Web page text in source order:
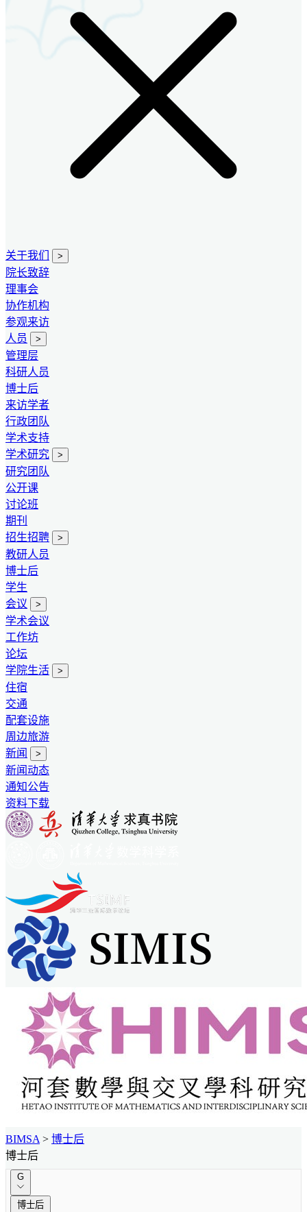
关于我们 >
院长致辞
理事会
协作机构
参观来访
人员
>
管理层
科研人员
博士后
来访学者
行政团队
学术支持
学术研究
>
研究团队
公开课
讨论班
期刊
招生招聘
>
教研人员
博士后
学生
会议
>
学术会议
工作坊
论坛
学院生活
>
住宿
交通
配套设施
周边旅游
新闻
>
新闻动态
通知公告
资料下载
BIMSA > 博士后
博士后
G
博士后